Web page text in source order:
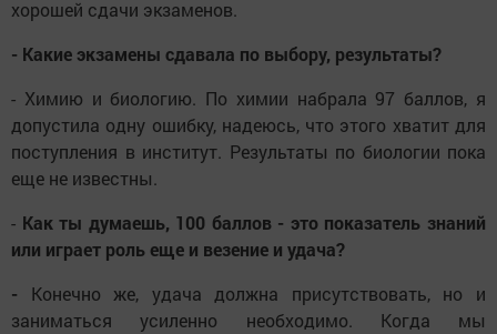
хорошей сдачи экзаменов.
- Какие экзамены сдавала по выбору, результаты?
- Химию и биологию. По химии набрала 97 баллов, я
допустила одну ошибку, надеюсь, что этого хватит для
поступления в институт. Результаты по биологии пока
еще не известны.
- Как ты думаешь, 100 баллов - это показатель знаний
или играет роль еще и везение и удача?
- Конечно же, удача должна присутствовать, но и
заниматься усиленно необходимо. Когда мы